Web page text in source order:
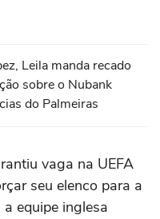
Leila manda recado
sobre o Nubank
do Palmeiras
vaga na UEFA
seu elenco para a
equipe inglesa